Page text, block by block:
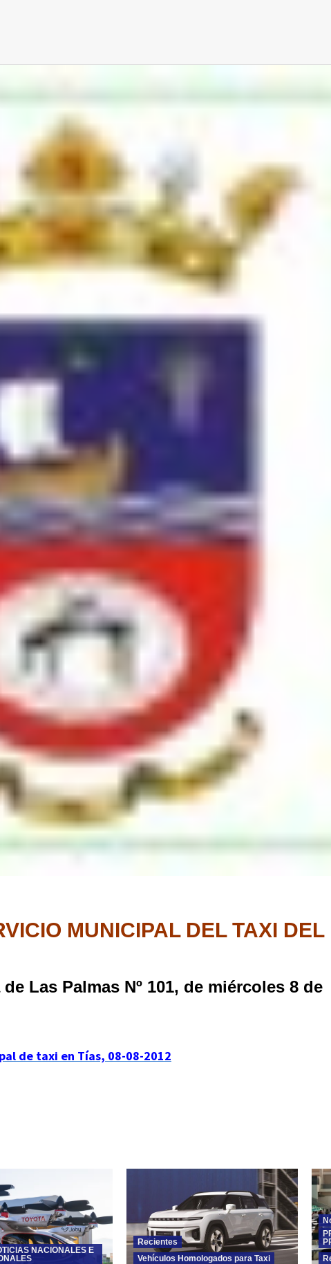
MUNICIPAL DEL TAXI DEL
Las Palmas Nº 101, de miércoles 8 de
de taxi en Tías, 08-08-2012
NACIONALES E
Recientes
Vehículos Homologados para Taxi